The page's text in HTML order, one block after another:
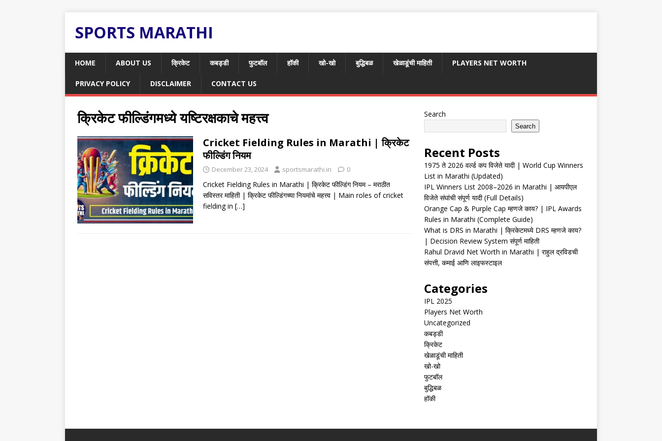
SPORTS MARATHI
HOME ABOUT US क्रिकेट कबड्डी फुटबॉल हॉकी खो-खो बुद्धिबळ खेळाडूंची माहिती PLAYERS NET WORTH
PRIVACY POLICY DISCLAIMER CONTACT US
क्रिकेट फील्डिंगमध्ये यष्टिरक्षकाचे महत्त्व
Cricket Fielding Rules in Marathi | क्रिकेट
फील्डिंग नियम
December 23, 2024 sportsmarathi.in 0
Cricket Fielding Rules in Marathi | क्रिकेट फील्डिंग नियम – मराठीत
सविस्तर माहिती | क्रिकेट फील्डिंगच्या नियमांचे महत्त्व | Main roles of cricket
fielding in […]
Search
Search
Recent Posts
1975 ते 2026 वर्ल्ड कप विजेते यादी | World Cup Winners
List in Marathi (Updated)
IPL Winners List 2008–2026 in Marathi | आयपीएल
विजेते संघांची संपूर्ण यादी (Full Details)
Orange Cap & Purple Cap म्हणजे काय? | IPL Awards
Rules in Marathi (Complete Guide)
What is DRS in Marathi | क्रिकेटमध्ये DRS म्हणजे काय?
| Decision Review System संपूर्ण माहिती
Rahul Dravid Net Worth in Marathi | राहुल द्रविडची
संपत्ती, कमाई आणि लाइफस्टाइल
Categories
IPL 2025
Players Net Worth
Uncategorized
कबड्डी
क्रिकेट
खेळाडूंची माहिती
खो-खो
फुटबॉल
बुद्धिबळ
हॉकी